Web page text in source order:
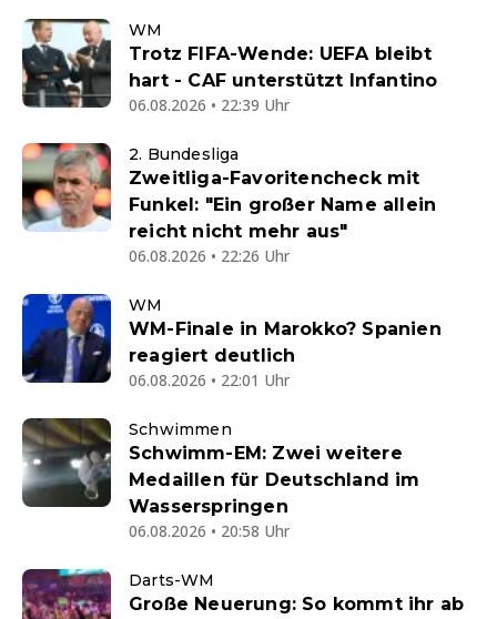
WM
Trotz FIFA-Wende: UEFA bleibt
hart - CAF unterstützt Infantino
06.08.2026 • 22:39 Uhr
2. Bundesliga
Zweitliga-Favoritencheck mit
Funkel: "Ein großer Name allein
reicht nicht mehr aus"
06.08.2026 • 22:26 Uhr
WM
WM-Finale in Marokko? Spanien
reagiert deutlich
06.08.2026 • 22:01 Uhr
Schwimmen
Schwimm-EM: Zwei weitere
Medaillen für Deutschland im
Wasserspringen
06.08.2026 • 20:58 Uhr
Darts-WM
Große Neuerung: So kommt ihr ab